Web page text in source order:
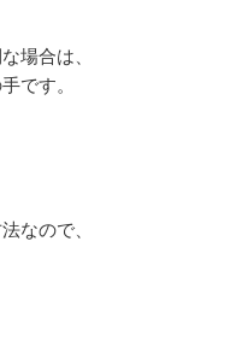
場合は、
です。
なので、